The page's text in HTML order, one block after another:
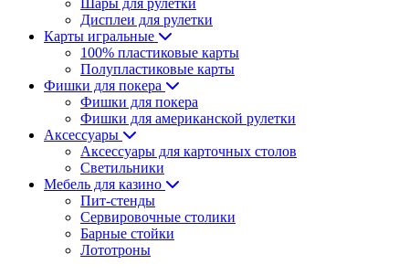
Шары для рулетки
Дисплеи для рулетки
Карты игральные
100% пластиковые карты
Полупластиковые карты
Фишки для покера
Фишки для покера
Фишки для американской рулетки
Аксессуары
Аксессуары для карточных столов
Светильники
Мебель для казино
Пит-стенды
Сервировочные столики
Барные стойки
Лототроны